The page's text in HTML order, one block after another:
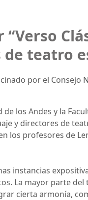
teatro
por el Consejo
los Andes y la
y directores de
los profesores de
instancias
La mayor parte
cierta armonía,